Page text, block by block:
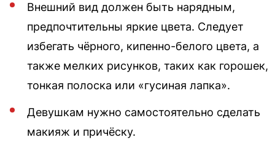
Внешний вид должен быть нарядным,
предпочтительны яркие цвета. Следует
избегать чёрного, кипенно-белого цвета, а
также мелких рисунков, таких как горошек,
тонкая полоска или «гусиная лапка».
Девушкам нужно самостоятельно сделать
макияж и причёску.